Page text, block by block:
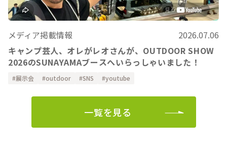
メディア掲載情報
2026.07.06
キャンプ芸人、オレがレオさんが、OUTDOOR SHOW
2026のSUNAYAMAブースへいらっしゃいました！
展示会 outdoor SNS youtube
一覧を見る